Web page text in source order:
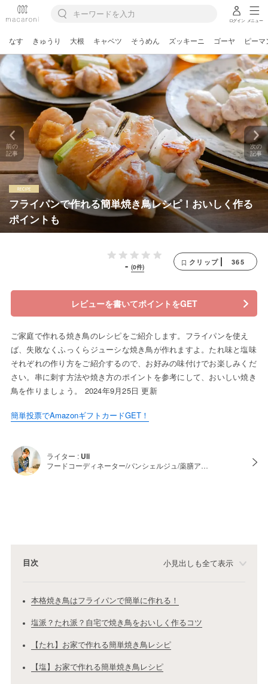
ログイン メニュー
なす きゅうり 大根 キャベツ そうめん ズッキーニ ゴーヤ ピーマ
フライパンで作れる簡単焼き鳥レシピ！おいしく作る
ポイントも
前の
記事
次の
記事
- (0件)
クリップ 365
レビューを書いてポイントをGET
ご家庭で作れる焼き鳥のレシピをご紹介します。フライパンを使え
ば、失敗なくふっくらジューシな焼き鳥が作れますよ。たれ味と塩味
それぞれの作り方をご紹介するので、お好みの味付けでお楽しみくだ
さい。串に刺す方法や焼き方のポイントを参考にして、おいしい焼き
鳥を作りましょう。 2024年9月25日 更新
簡単投票でAmazonギフトカードGET！
ライター : Uli
フードコーディネーター/パンシェルジュ/薬膳ア…
目次 小見出しも全て表示
本格焼き鳥はフライパンで簡単に作れる！
塩派？たれ派？自宅で焼き鳥をおいしく作るコツ
【たれ】お家で作れる簡単焼き鳥レシピ
【塩】お家で作れる簡単焼き鳥レシピ